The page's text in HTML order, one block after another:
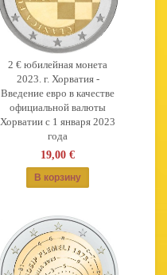
2 € юбилейная монета
2023. г. Хорватия -
Введение евро в качестве
официальной валюты
Хорватии с 1 января 2023
года
19,00 €